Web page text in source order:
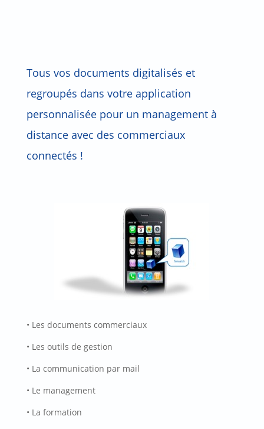
Tous vos documents digitalisés et
regroupés dans votre application
personnalisée pour un management à
distance avec des commerciaux
connectés !
• Les documents commerciaux
• Les outils de gestion
• La communication par mail
• Le management
• La formation